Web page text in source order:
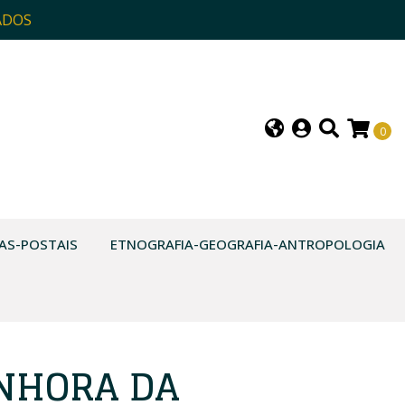
0
POSTAIS ETNOGRAFIA-GEOGRAFIA-ANTROPOLOGIA
DA